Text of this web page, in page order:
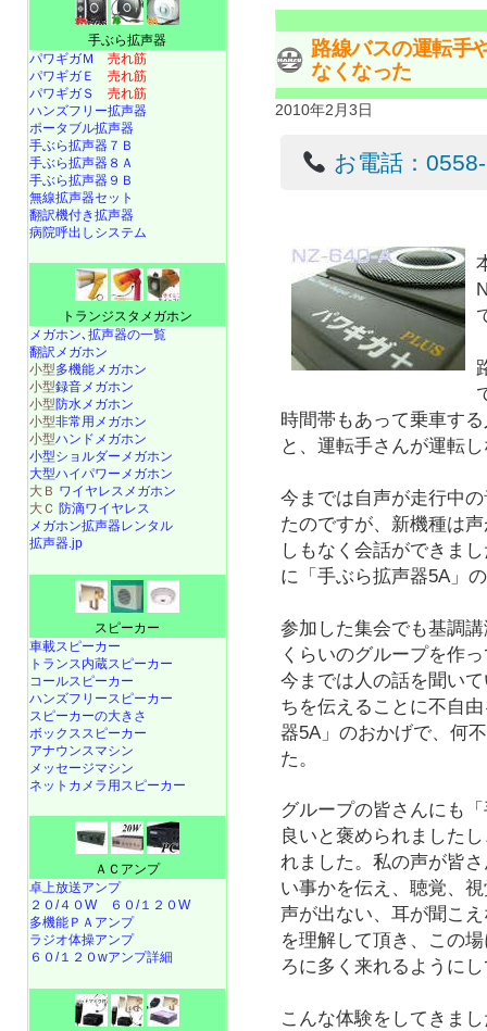
路線バスの運転手
なくなった
2010年2月3日
お電話：
時間帯もあって乗車す
と、運転手さんが運転
今までは自声が走行中
たのですが、新機種は
しもなく会話ができま
に「手ぶら拡声器5A」
参加した集会でも基調
くらいのグループを作
今までは人の話を聞い
ちを伝えることに不自
器5A」のおかげで、何
た。
グループの皆さんにも
良いと褒められました
れました。私の声が皆
い事かを伝え、聴覚、
声が出ない、耳が聞こ
を理解して頂き、この
ろに多く来れるように
こんな体験をしてきま
手ぶら拡声器
パワギガＭ 売れ筋
パワギガＥ 売れ筋
パワギガＳ 売れ筋
ハンズフリー拡声器
ポータブル拡声器
手ぶら拡声器７Ｂ
手ぶら拡声器８Ａ
手ぶら拡声器９Ｂ
無線拡声器セット
翻訳機付き拡声器
病院呼出しシステム
トランジスタメガホン
メガホン､拡声器の一覧
翻訳メガホン
小型多機能メガホン
小型録音メガホン
小型防水メガホン
小型非常用メガホン
小型ハンドメガホン
小型ショルダーメガホン
大型ハイパワーメガホン
大Ｂ ワイヤレスメガホン
大Ｃ 防滴ワイヤレス
メガホン拡声器レンタル
拡声器.jp
スピーカー
車載スピーカー
トランス内蔵スピーカー
コールスピーカー
ハンズフリースピーカー
スピーカーの大きさ
ボックススピーカー
アナウンスマシン
メッセージマシン
ネットカメラ用スピーカー
ＡＣアンプ
卓上放送アンプ
２０/４０W
６０/１２０W
多機能ＰＡアンプ
ラジオ体操アンプ
６０/１２０wアンプ詳細